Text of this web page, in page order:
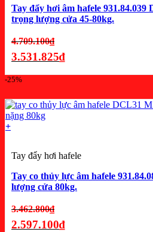
Tay đẩy hơi âm hafele
trọng lượng cửa 45-80kg.
4.709.100₫Giá
gốc
3.531.825₫
tại
là:
-25%
+
Tay đẩy hơi hafele
Tay co thủy lực âm hafele
lượng cửa 80kg.
3.462.800₫Giá
gốc
2.597.100₫